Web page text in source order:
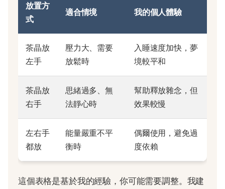
放置方
式
適合情境 我的個人體驗
茶晶放
左手
壓力大、需要
放鬆時
入睡速度加快，夢
境較平和
茶晶放
右手
思緒過多、無
法靜心時
幫助釋放雜念，但
效果較慢
左右手
都放
能量嚴重不平
衡時
偶爾使用，避免過
度依賴
這個表格是基於我的經驗，你可能需要調整。我建